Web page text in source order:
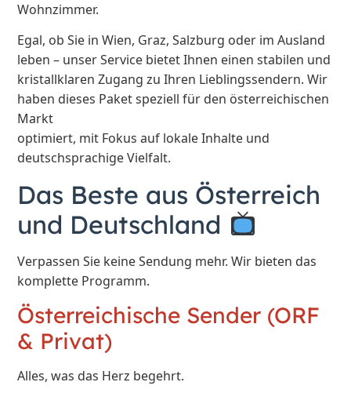
Wohnzimmer.
Egal, ob Sie in Wien, Graz, Salzburg oder im Ausland
leben – unser Service bietet Ihnen einen stabilen und
kristallklaren Zugang zu Ihren Lieblingssendern. Wir
haben dieses Paket speziell für den österreichischen
Markt
optimiert, mit Fokus auf lokale Inhalte und
deutschsprachige Vielfalt.
Das Beste aus Österreich
und Deutschland
Verpassen Sie keine Sendung mehr. Wir bieten das
komplette Programm.
Österreichische Sender (ORF
& Privat)
Alles, was das Herz begehrt.